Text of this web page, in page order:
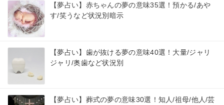
【夢占い】赤ちゃんの夢の意味35選！預かる/あや
す/笑うなど状況別暗示
【夢占い】歯が抜ける夢の意味40選！大量/ジャリ
ジャリ/奥歯など状況別
【夢占い】葬式の夢の意味30選！知人/祖母/他人/芸